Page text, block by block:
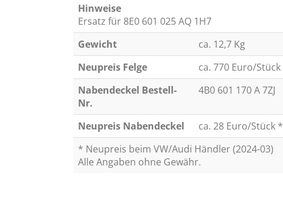
Hinweise
Ersatz für 8E0 601 025 AQ 1H7
Gewicht
ca. 12,7 Kg
Neupreis Felge
ca. 770 Euro/
Nabendeckel Bestell-
Nr.
4B0 601 170 A 7ZJ
Neupreis Nabendeckel
ca. 28 Euro/Stück *
* Neupreis beim VW/Audi Händler (2024-03)
Alle Angaben ohne Gewähr.